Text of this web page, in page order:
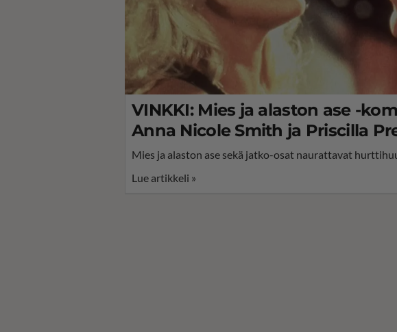
VINKKI: Mies ja alaston ase -
Anna Nicole Smith ja Priscilla
Mies ja alaston ase sekä jatko-osat naurattavat
Lue artikkeli »